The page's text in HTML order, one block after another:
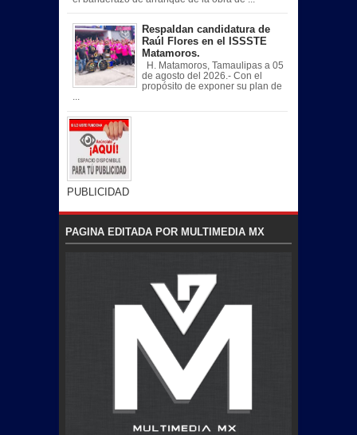
Respaldan candidatura de
Raúl Flores en el ISSSTE
Matamoros.
H. Matamoros, Tamaulipas a 05
de agosto del 2026.- Con el
propósito de exponer su plan de
PUBLICIDAD
PAGINA EDITADA POR MULTIMEDIA MX